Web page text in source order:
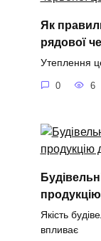
Як
рядової
Утеплення
0 6
Якість
впливає